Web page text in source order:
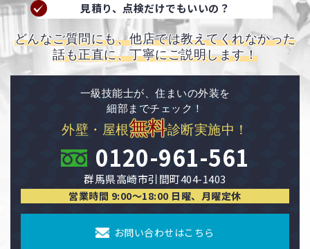
見積り、点検だけでもいいの？
どんなご質問にも、他店では教えてくれなかった
話も正直に、丁寧にご説明します！
一級技能士が、住まいの外装を
細部までチェック！
外壁・屋根無料診断実施中！
0120-961-561
群馬県高崎市引間町404-1403
営業時間 9:00〜18:00 日曜、月曜定休
お問い合わせはこちら